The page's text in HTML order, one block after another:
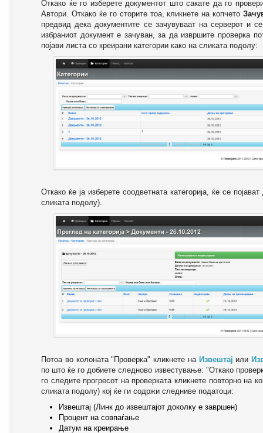
Откако ќе го изберете документот што сакате да го
Автори. Откако ќе го сторите тоа, кликнете на копчето
предвид дека документите се зачувуваат на серверот и
избраниот документ е зачуван, за да извршите проверка
појави листа со креирани категории како на сликата подолу:
Откако ќе ја изберете соодветната категорија, ќе се
сликата подолу).
Потоа во колоната "Проверка" кликнете на Извештај или
по што ќе го добиете следново известување: "Oткако
го следите прогресот на проверката кликнете повторно на
сликата подолу) кој ќе ги содржи следниве податоци:
Извештај (Линк до извештајот доколку е завршен)
Процент на совпаѓање
Датум на креирање